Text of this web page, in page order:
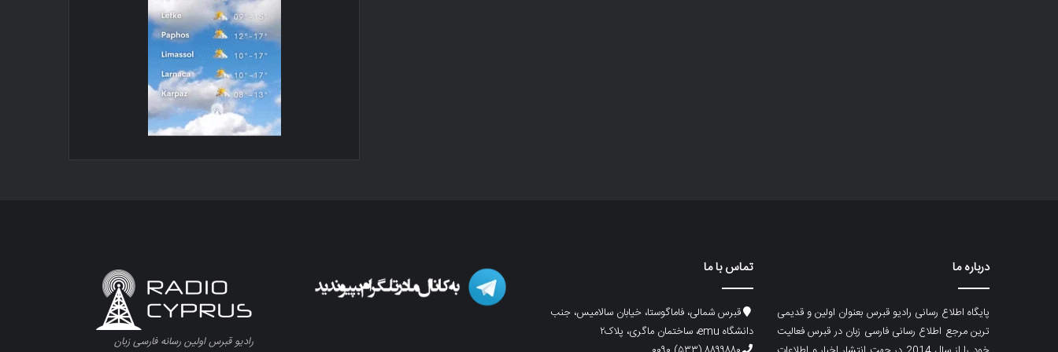
درباره ما
پایگاه اطلاع رسانی رادیو قبرس بعنوان اولین و قدیمی
ترین مرجع اطلاع رسانی فارسی زبان در قبرس فعالیت
تماس با ما
قبرس شمالی، فاماگوستا، خیابان سالامیس، جنب
دانشگاه emu، ساختمان ماگری، پلاک۲
رادیو قبرس اولین رسانه فارسی زبان